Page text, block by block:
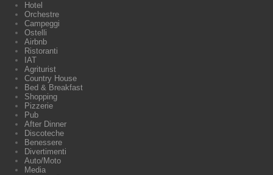
Hotel
Orchestre
Campeggi
Ostelli
Airbnb
Ristoranti
IAT
Agriturist
Country House
Bed & Breakfast
Shopping
Pizzerie
Pub
After Dinner
Discoteche
Benessere
Divertimenti
Auto/Moto
Media